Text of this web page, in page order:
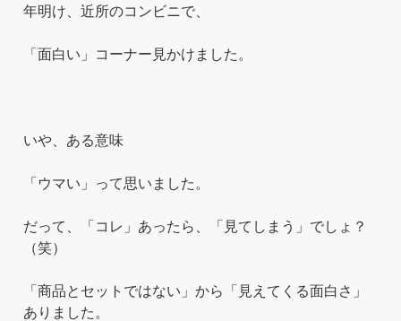
年明け、近所のコンビニで、
「面白い」コーナー見かけました。
いや、ある意味
「ウマい」って思いました。
だって、「コレ」あったら、「見てしまう」でしょ？
（笑）
「商品とセットではない」から「見えてくる面白さ」
ありました。